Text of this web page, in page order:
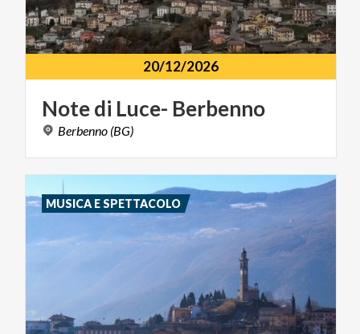
20/12/2026
Notedi Luce- Berbenno
Berbenno (BG)
MUSICA E SPETTACOLO